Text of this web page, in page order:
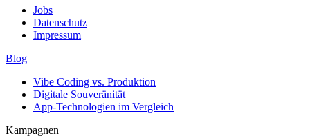
Jobs
Datenschutz
Impressum
Blog
Vibe Coding vs. Produktion
Digitale Souveränität
App-Technologien im Vergleich
Kampagnen